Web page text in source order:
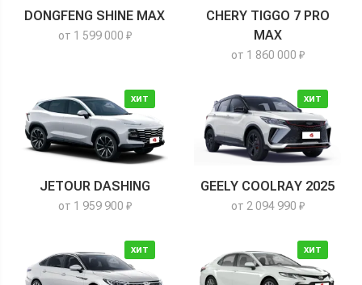
DONGFENG SHINE MAX
от 1 599 000 ₽
CHERY TIGGO 7 PRO
MAX
от 1 860 000 ₽
ХИТ
JETOUR DASHING
от 1 959 900 ₽
ХИТ
GEELY COOLRAY 2025
от 2 094 990 ₽
ХИТ ХИТ